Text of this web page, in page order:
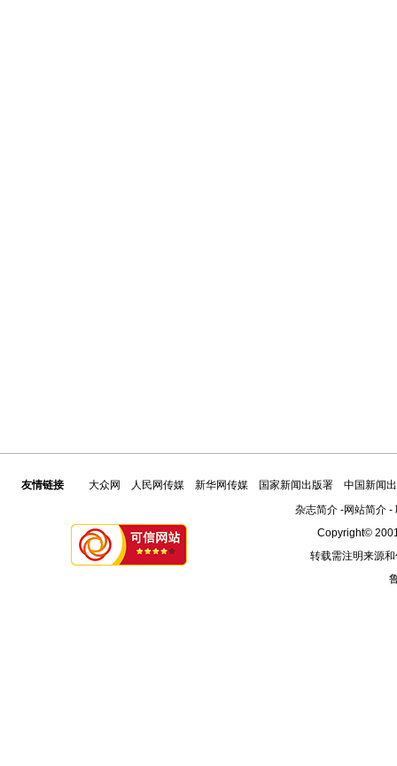
友情链接 大众网 人民网传媒 新华网传媒 国家新闻出版署
中国新闻
杂志简介-网站简介-
Copyright©
转载需注明来源